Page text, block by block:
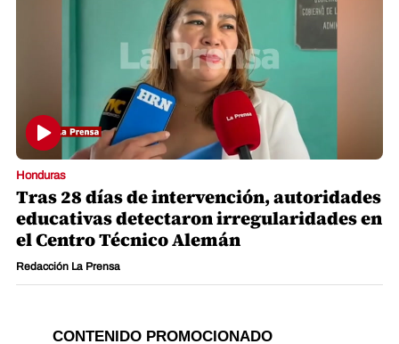
Honduras
Tras 28 días de intervención, autoridades
educativas detectaron irregularidades en
el Centro Técnico Alemán
Redacción La Prensa